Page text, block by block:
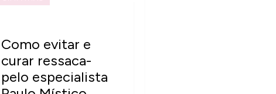
Como evitar e
curar ressaca-
pelo especialista